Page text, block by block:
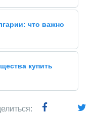
что важно
купить